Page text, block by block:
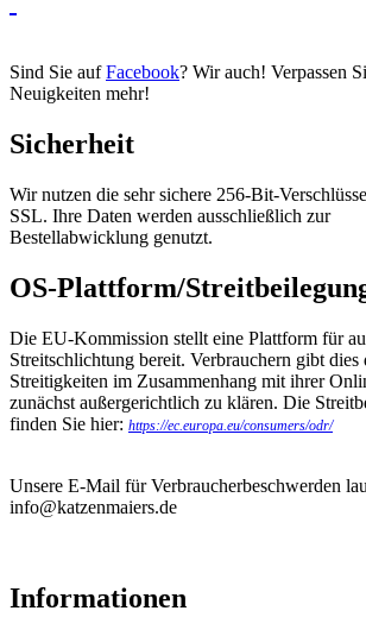
Sind Sie aufFacebook? Wir auch! Verpassen
Neuigkeiten mehr!
Sicherheit
Wir nutzen die sehr sichere 256-Bit-
SSL. Ihre Daten werden ausschließlich zur
Bestellabwicklung genutzt.
OS-Plattform/
Die EU-Kommission stellt eine Plattform für
Streitschlichtung bereit. Verbrauchern gibt
Streitigkeiten im Zusammenhang mit ihrer
zunächst außergerichtlich zu klären. Die
finden Sie hier: https://ec.europa.eu/consumers/odr/
Unsere E-Mail für Verbraucherbeschwerden
info@katzenmaiers.de
Informationen